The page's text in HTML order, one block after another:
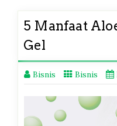
5 Manfaat
Gel
Bisnis Bisnis